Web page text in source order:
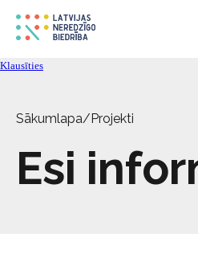
Klausīties
Sākumlapa/Projekti
Esi